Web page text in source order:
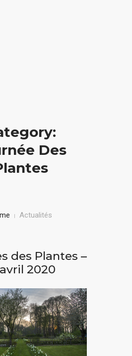
Des
Actualités
des Plantes –
2020